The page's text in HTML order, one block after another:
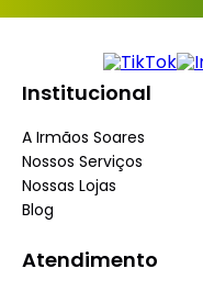
Institucional
A Irmãos Soares
Nossos Serviços
Nossas Lojas
Blog
Atendimento